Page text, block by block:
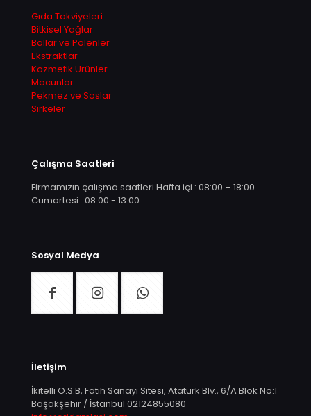
Gıda Takviyeleri
Bitkisel Yağlar
Ballar ve Polenler
Ekstraktlar
Kozmetik Ürünler
Macunlar
Pekmez ve Soslar
Sirkeler
Çalışma Saatleri
Firmamızın çalışma saatleri Hafta içi : 08:00 – 18:00
Cumartesi : 08:00 - 13:00
Sosyal Medya
İletişim
İkitelli O.S.B, Fatih Sanayi Sitesi, Atatürk Blv., 6/A Blok No:1
Başakşehir / İstanbul 02124855080